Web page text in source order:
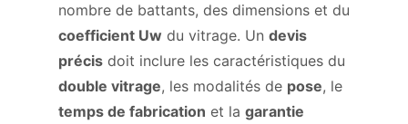
nombre de battants, des dimensions et du
coefficient Uw du vitrage. Un devis
précis doit inclure les caractéristiques du
double vitrage, les modalités de pose, le
temps de fabrication et la garantie